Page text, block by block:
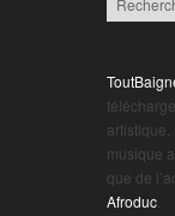
artistique.
musique
que de
Afroduc